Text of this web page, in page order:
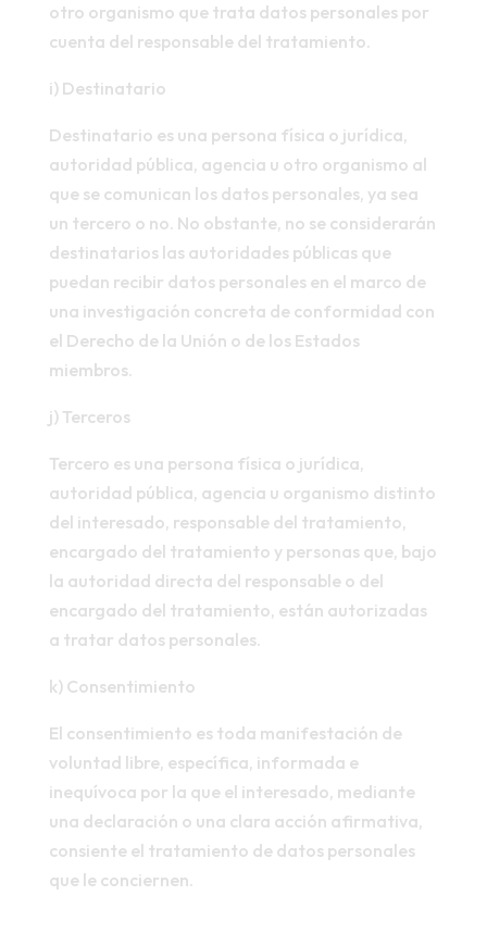
otro organismo que trata datos personales por
cuenta del responsable del tratamiento.
i) Destinatario
Destinatario es una persona física o jurídica,
autoridad pública, agencia u otro organismo al
que se comunican los datos personales, ya sea
un tercero o no. No obstante, no se considerarán
destinatarios las autoridades públicas que
puedan recibir datos personales en el marco de
una investigación concreta de conformidad con
el Derecho de la Unión o de los Estados
miembros.
j) Terceros
Tercero es una persona física o jurídica,
autoridad pública, agencia u organismo distinto
del interesado, responsable del tratamiento,
encargado del tratamiento y personas que, bajo
la autoridad directa del responsable o del
encargado del tratamiento, están autorizadas
a tratar datos personales.
k) Consentimiento
El consentimiento es toda manifestación de
voluntad libre, específica, informada e
inequívoca por la que el interesado, mediante
una declaración o una clara acción afirmativa,
consiente el tratamiento de datos personales
que le conciernen.